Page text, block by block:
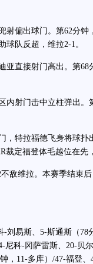
偏出球门。第62分钟
球队反超，维拉2-1。
直接射门高出。第68
射门击中立柱弹出。
特拉福德飞身将球扑
裁定福登体毛越位在先，
维拉。本赛季结束后
易斯、5-斯通斯（78
尼科-冈萨雷斯、20-贝
，11-多库）/47-福登